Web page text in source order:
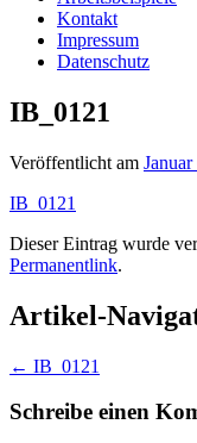
Kontakt
Impressum
Datenschutz
IB_0121
Veröffentlicht am Januar
IB_0121
Dieser Eintrag wurde
Permanentlink.
Artikel-
← IB_0121
Schreibe einen